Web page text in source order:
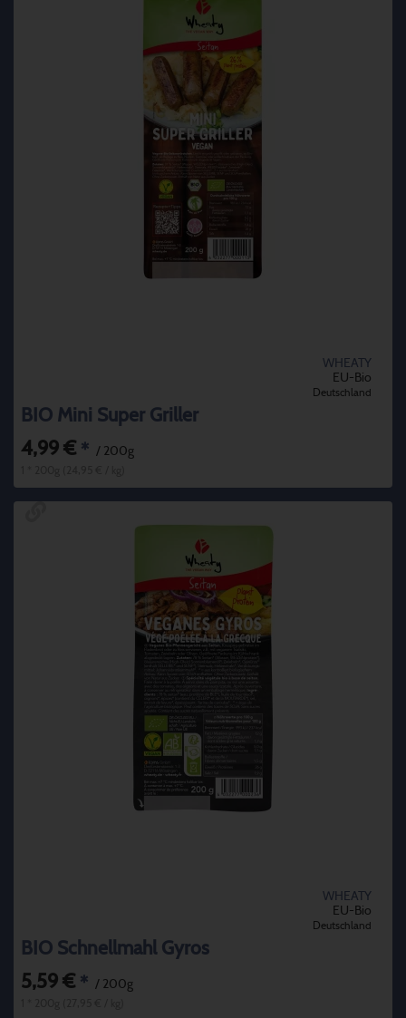
WHEATY
EU-Bio
Deutschland
BIO Mini Super Griller
4,99 € * / 200g
WHEATY
EU-Bio
Deutschland
BIO Schnellmahl Gyros
5,59 € * / 200g